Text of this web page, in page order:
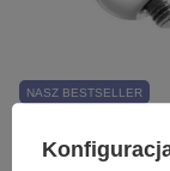
NASZ BESTSELLER
TNA-025